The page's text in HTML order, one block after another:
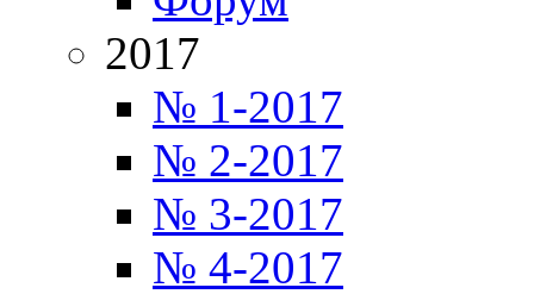
2017
№ 1-2017
№ 2-2017
№ 3-2017
№ 4-2017